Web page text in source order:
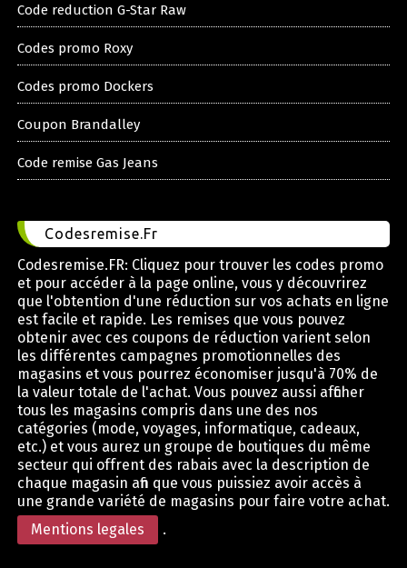
Code reduction G-Star Raw
Codes promo Roxy
Codes promo Dockers
Coupon Brandalley
Code remise Gas Jeans
Codesremise.Fr
Codesremise.FR: Cliquez pour trouver les codes promo
et pour accéder à la page online, vous y découvrirez
que l'obtention d'une réduction sur vos achats en ligne
est facile et rapide. Les remises que vous pouvez
obtenir avec ces coupons de réduction varient selon
les différentes campagnes promotionnelles des
magasins et vous pourrez économiser jusqu'à 70% de
la valeur totale de l'achat. Vous pouvez aussi afficher
tous les magasins compris dans une des nos
catégories (mode, voyages, informatique, cadeaux,
etc.) et vous aurez un groupe de boutiques du même
secteur qui offrent des rabais avec la description de
chaque magasin afin que vous puissiez avoir accès à
une grande variété de magasins pour faire votre achat.
Mentions legales
.